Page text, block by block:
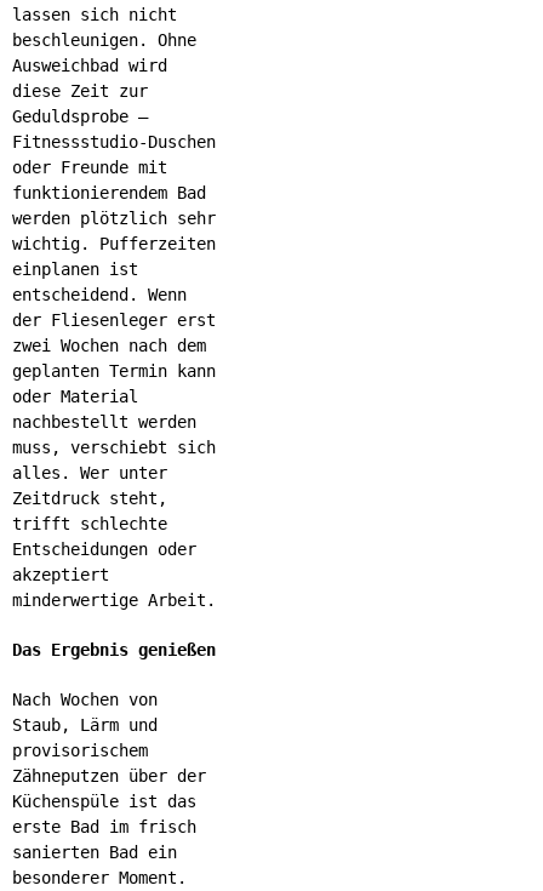
lassen sich nicht
beschleunigen. Ohne
Ausweichbad wird
diese Zeit zur
Geduldsprobe –
Fitnessstudio-Duschen
oder Freunde mit
funktionierendem Bad
werden plötzlich sehr
wichtig. Pufferzeiten
einplanen ist
entscheidend. Wenn
der Fliesenleger erst
zwei Wochen nach dem
geplanten Termin kann
oder Material
nachbestellt werden
muss, verschiebt sich
alles. Wer unter
Zeitdruck steht,
trifft schlechte
Entscheidungen oder
akzeptiert
minderwertige Arbeit.
Das Ergebnis genießen
Nach Wochen von
Staub, Lärm und
provisorischem
Zähneputzen über der
Küchenspüle ist das
erste Bad im frisch
sanierten Bad ein
besonderer Moment.